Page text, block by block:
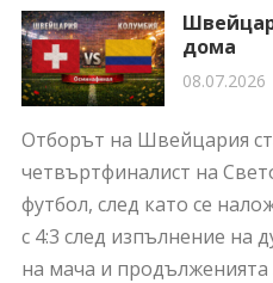
дома
08.07.2026
Отборът на Швейцария
четвъртфиналист на
футбол, след като се
с 4:3 след изпълнение на
на мача и продълженията